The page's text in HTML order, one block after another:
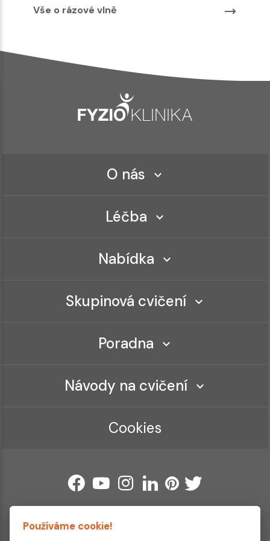
Vše o rázové vlně
O nás
Léčba
Nabídka
Skupinová cvičení
Poradna
Návody na cvičení
Cookies
Používáme cookie!